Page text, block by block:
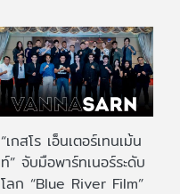
“เกสโร เอ็นเตอร์เทนเม้น
ท์” จับมือพาร์ทเนอร์ระดับ
โลก “Blue River Film”